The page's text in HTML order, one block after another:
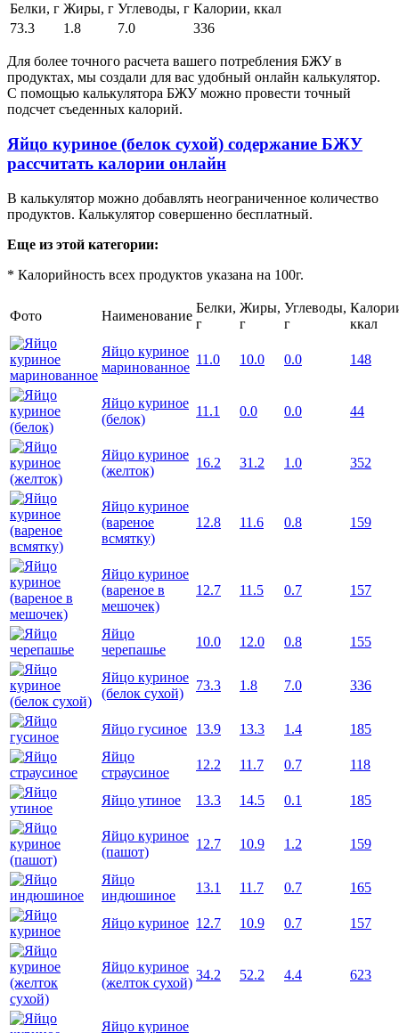
Белки, г Жиры, г Углеводы, г Калории, ккал
73.3
1.8 7.0 336
Для более точного расчета вашего потребления БЖУ в
продуктах, мы создали для вас удобный онлайн калькулятор.
С помощью калькулятора БЖУ можно провести точный
подсчет съеденных калорий.
Яйцо куриное (белок сухой) содержание БЖУ
рассчитать калории онлайн
В калькулятор можно добавлять неограниченное количество
продуктов. Калькулятор совершенно бесплатный.
Еще из этой категории:
* Калорийность всех продуктов указана на 100г.
Фото Наименование
Белки,
г
Жиры,
г
Углеводы,
г
ккал
Яйцо куриное
маринованное
11.0 10.0 0.0 148
Яйцо куриное
(белок)
11.1 0.0 0.0 44
Яйцо куриное
(желток)
16.2 31.2 1.0 352
Яйцо куриное
(вареное
всмятку)
12.8 11.6 0.8 159
Яйцо куриное
(вареное в
мешочек)
12.7 11.5 0.7 157
Яйцо
черепашье
10.0 12.0 0.8 155
Яйцо куриное
(белок сухой)
73.3 1.8 7.0 336
Яйцо гусиное 13.9 13.3 1.4
185
Яйцо
страусиное
12.2 11.7 0.7 118
Яйцо утиное 13.3 14.5 0.1 185
Яйцо куриное
(пашот)
12.7 10.9 1.2 159
Яйцо
индюшиное
13.1 11.7 0.7 165
Яйцо куриное 12.7 10.9 0.7 157
Яйцо куриное
(желток сухой)
34.2 52.2 4.4 623
Яйцо куриное